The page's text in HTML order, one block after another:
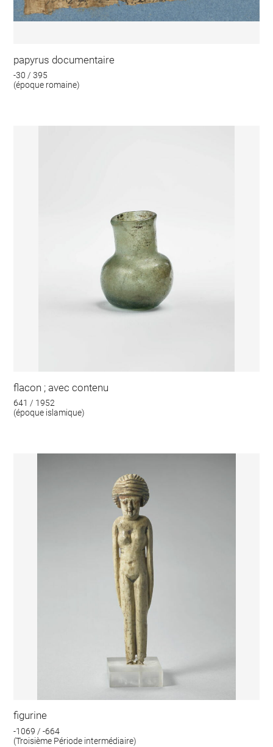
papyrus documentaire
-30 / 395
(époque romaine)
flacon ; avec contenu
641 / 1952
(époque islamique)
figurine
-1069 / -664
(Troisième Période intermédiaire)